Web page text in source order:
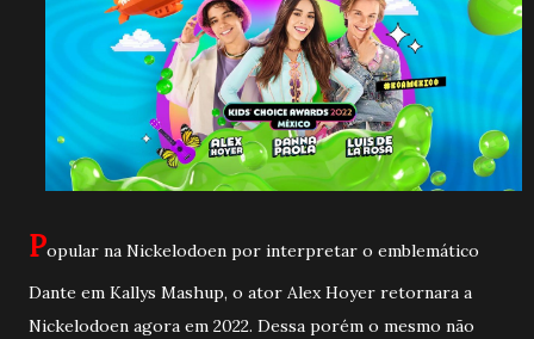
Popular na Nickelodoen por interpretar o emblemático
Dante em Kallys Mashup, o ator Alex Hoyer retornara a
Nickelodoen agora em 2022. Dessa porém o mesmo não